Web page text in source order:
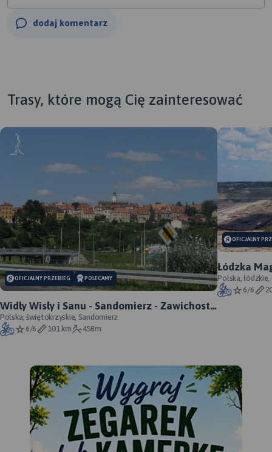
dodaj komentarz
Trasy, które mogą Cię zainteresować
OFICJALNY PRZEBIEG POLECAMY
Widły Wisły i Sanu - Sandomierz - Zawichost -
Annopol - oficjalny przebieg
Polska, świętokrzyskie, Sandomierz
6/6
101 km 458m
OFICJALNY
Łódzka
Polska, łódzkie,
6/6